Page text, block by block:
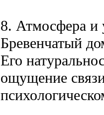
8. Атмосфера и
Бревенчатый
Его
ощущение